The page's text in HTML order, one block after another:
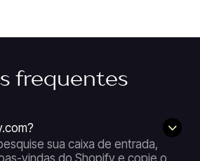
frequentes
sua caixa de entrada,